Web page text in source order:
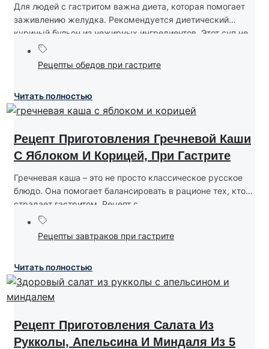
Для людей с гастритом важна диета, которая помогает
заживлению желудка. Рекомендуется диетический
куриный бульон из нежирных ингредиентов. Этот суп не...
Рецепты обедов при гастрите
Читать полностью
Рецепт Приготовления Гречневой Каши
С Яблоком И Корицей, При Гастрите
Гречневая каша – это не просто классическое русское
блюдо. Она помогает балансировать в рационе тех, кто
страдает гастритом. Рецепт с...
Рецепты завтраков при гастрите
Читать полностью
Рецепт Приготовления Салата Из
Рукколы, Апельсина И Миндаля Из 5